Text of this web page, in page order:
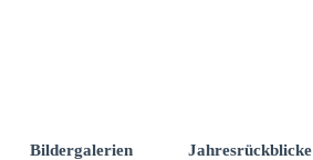
Bildergalerien Jahresrückblicke